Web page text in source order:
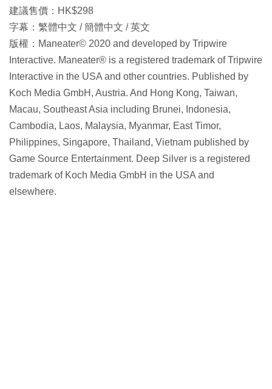
建議售價：HK$298
字幕：繁體中文 / 簡體中文 / 英文
版權：Maneater© 2020 and developed by Tripwire
Interactive. Maneater® is a registered trademark of Tripwire
Interactive in the USA and other countries. Published by
Koch Media GmbH, Austria. And Hong Kong, Taiwan,
Macau, Southeast Asia including Brunei, Indonesia,
Cambodia, Laos, Malaysia, Myanmar, East Timor,
Philippines, Singapore, Thailand, Vietnam published by
Game Source Entertainment. Deep Silver is a registered
trademark of Koch Media GmbH in the USA and
elsewhere.